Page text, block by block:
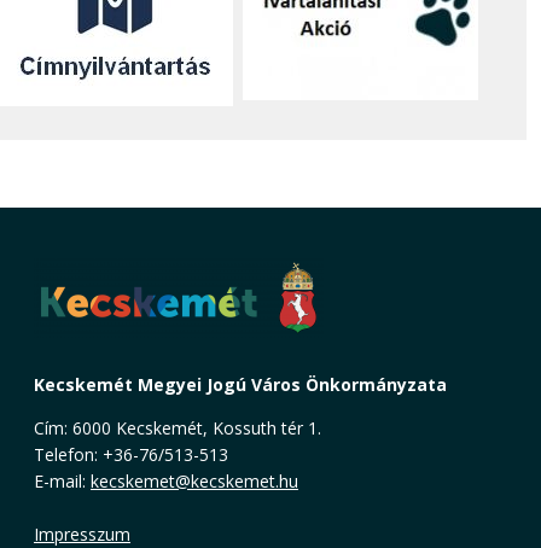
Kecskemét Megyei Jogú Város Önkormányzata
Cím: 6000 Kecskemét, Kossuth tér 1.
Telefon: +36-76/513-513
E-mail: kecskemet@kecskemet.hu
Impresszum